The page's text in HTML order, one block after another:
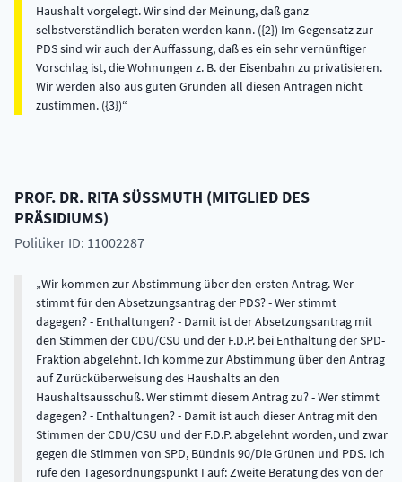
Haushalt vorgelegt. Wir sind der Meinung, daß ganz
selbstverständlich beraten werden kann. ({2}) Im Gegensatz zur
PDS sind wir auch der Auffassung, daß es ein sehr vernünftiger
Vorschlag ist, die Wohnungen z. B. der Eisenbahn zu privatisieren.
Wir werden also aus guten Gründen all diesen Anträgen nicht
zustimmen. ({3})
PROF. DR. RITASÜSSMUTH (MITGLIED DES
PRÄSIDIUMS)
Politiker ID: 11002287
Wir kommen zur Abstimmung über den ersten Antrag. Wer
stimmt für den Absetzungsantrag der PDS? - Wer stimmt
dagegen? - Enthaltungen? - Damit ist der Absetzungsantrag mit
den Stimmen der CDU/CSU und der F.D.P. bei Enthaltung der SPD-
Fraktion abgelehnt. Ich komme zur Abstimmung über den Antrag
auf Zurücküberweisung des Haushalts an den
Haushaltsausschuß. Wer stimmt diesem Antrag zu? - Wer stimmt
dagegen? - Enthaltungen? - Damit ist auch dieser Antrag mit den
Stimmen der CDU/CSU und der F.D.P. abgelehnt worden, und zwar
gegen die Stimmen von SPD, Bündnis 90/Die Grünen und PDS. Ich
rufe den Tagesordnungspunkt I auf: Zweite Beratung des von der